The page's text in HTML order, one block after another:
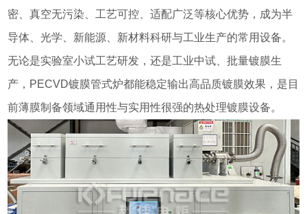
密、真空无污染、工艺可控、适配广泛等核心优势，成为半
导体、光学、新能源、新材料科研与工业生产的常用设备。
无论是实验室小试工艺研发，还是工业中试、批量镀膜生
产，PECVD镀膜管式炉都能稳定输出高品质镀膜效果，是目
前薄膜制备领域通用性与实用性很强的热处理镀膜设备。